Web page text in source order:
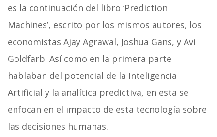
es la continuación del libro ‘Prediction
Machines’, escrito por los mismos autores, los
economistas Ajay Agrawal, Joshua Gans, y Avi
Goldfarb. Así como en la primera parte
hablaban del potencial de la Inteligencia
Artificial y la analítica predictiva, en esta se
enfocan en el impacto de esta tecnología sobre
las decisiones humanas.